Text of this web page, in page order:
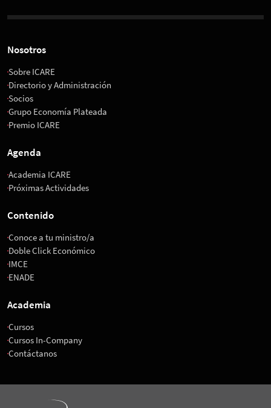
Nosotros
Sobre ICARE
Directorio y Administración
Socios
Grupo Economía Plateada
Premio ICARE
Agenda
Academia ICARE
Próximas Actividades
Contenido
Conoce a tu ministro/a
Doble Click Económico
IMCE
ENADE
Academia
Cursos
Cursos In-Company
Contáctanos